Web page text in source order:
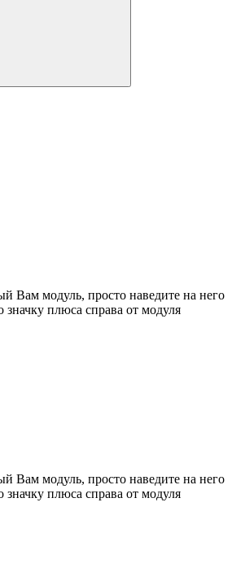
Вам модуль, просто наведите на него
плюса справа от модуля
Вам модуль, просто наведите на него
плюса справа от модуля